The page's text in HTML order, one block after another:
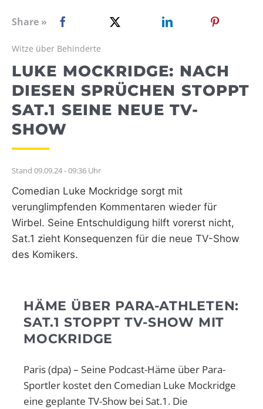
WEBRADIO
Share »
Witze über Behinderte
LUKE MOCKRIDGE: NACH
DIESEN SPRÜCHEN STOPPT
SAT.1 SEINE NEUE TV-
SHOW
Stand 09.09.24 - 09:36 Uhr
Comedian Luke Mockridge sorgt mit
verunglimpfenden Kommentaren wieder für
Wirbel. Seine Entschuldigung hilft vorerst nicht,
Sat.1 zieht Konsequenzen für die neue TV-Show
des Komikers.
HÄME ÜBER PARA-ATHLETEN:
SAT.1 STOPPT TV-SHOW MIT
MOCKRIDGE
Paris (dpa) – Seine Podcast-Häme über Para-
Sportler kostet den Comedian Luke Mockridge
eine geplante TV-Show bei Sat.1. Die